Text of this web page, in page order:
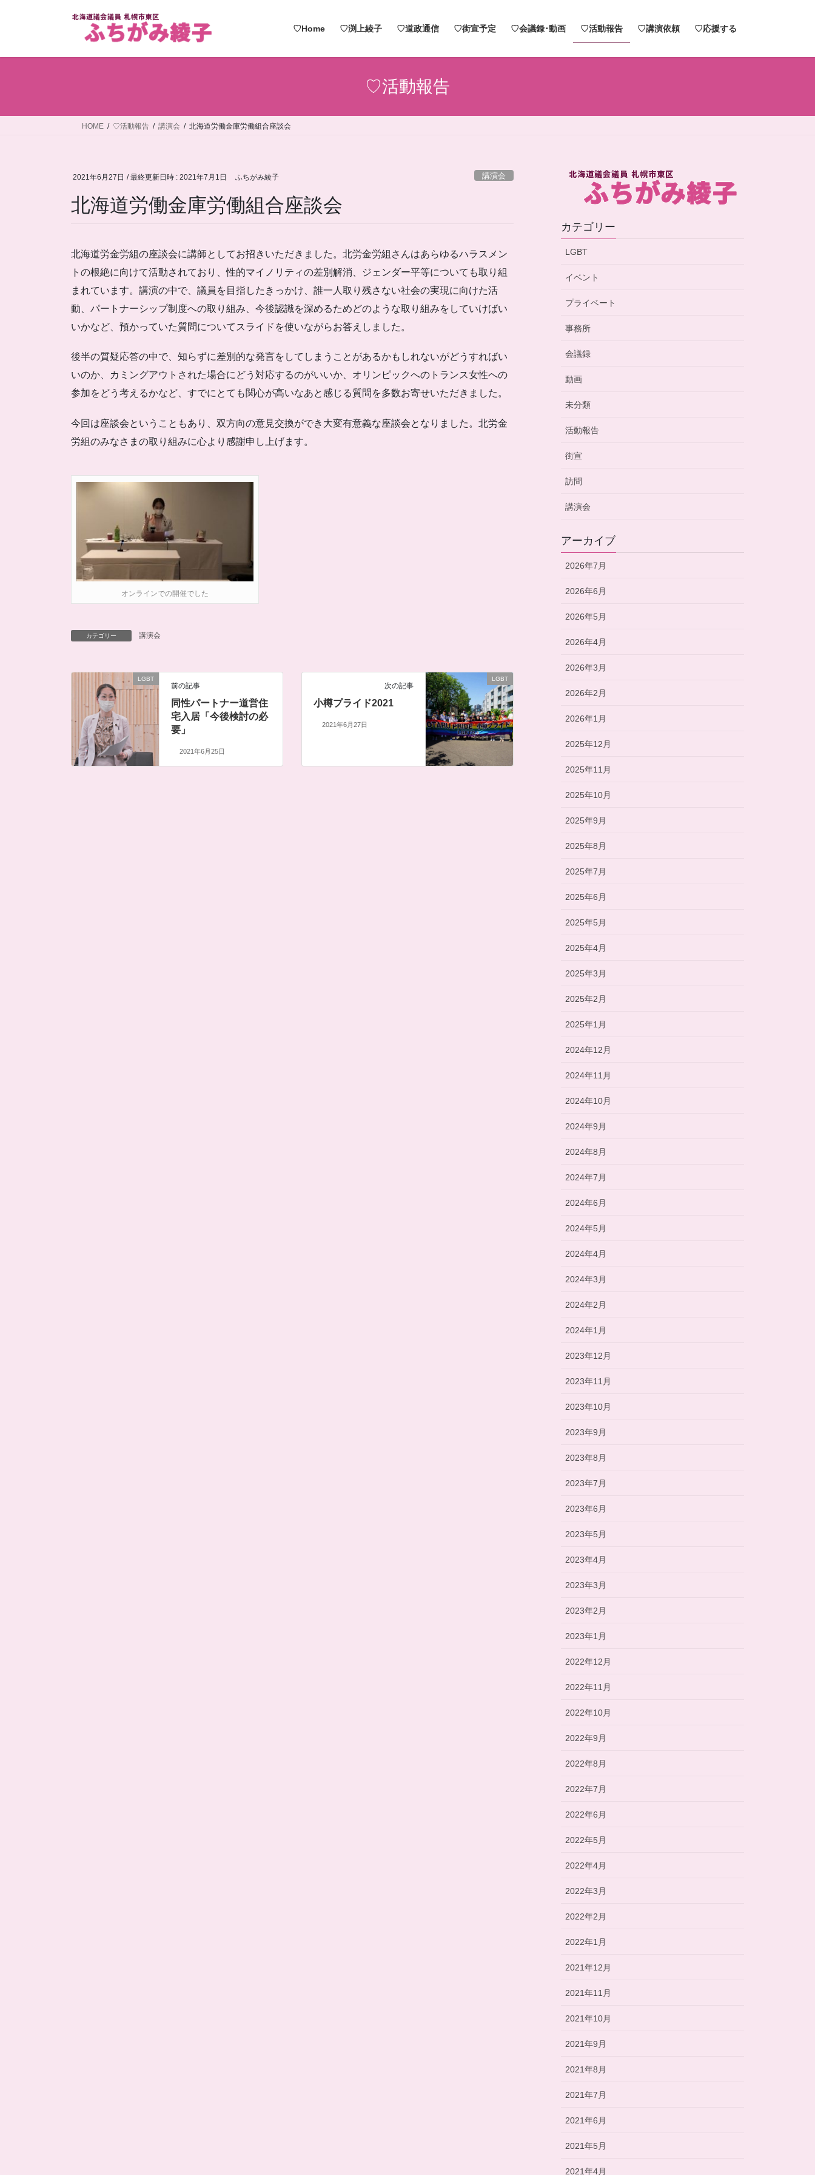
♡Home ♡渕上綾子 ♡道政通信 ♡街宣予定 ♡会議録･動画 ♡活動報告 ♡講演依頼 ♡応援する
♡活動報告
HOME ♡活動報告 講演会 北海道労働金庫労働組合座談会
2021年6月27日 / 最終更新日時 : 2021年7月1日 ふちがみ綾子 講演会
北海道労働金庫労働組合座談会
北海道労金労組の座談会に講師としてお招きいただきました。北労金労組さんはあらゆるハラスメン
トの根絶に向けて活動されており、性的マイノリティの差別解消、ジェンダー平等についても取り組
まれています。講演の中で、議員を目指したきっかけ、誰一人取り残さない社会の実現に向けた活
動、パートナーシップ制度への取り組み、今後認識を深めるためどのような取り組みをしていけばい
いかなど、預かっていた質問についてスライドを使いながらお答えしました。
後半の質疑応答の中で、知らずに差別的な発言をしてしまうことがあるかもしれないがどうすればい
いのか、カミングアウトされた場合にどう対応するのがいいか、オリンピックへのトランス女性への
参加をどう考えるかなど、すでにとても関心が高いなあと感じる質問を多数お寄せいただきました。
今回は座談会ということもあり、双方向の意見交換ができ大変有意義な座談会となりました。北労金
労組のみなさまの取り組みに心より感謝申し上げます。
オンラインでの開催でした
カテゴリー 講演会
LGBT
前の記事
同性パートナー道営住
宅入居「今後検討の必
要」
2021年6月25日
LGBT
次の記事
小樽プライド2021
2021年6月27日
カテゴリー
LGBT
イベント
プライベート
事務所
会議録
動画
未分類
活動報告
街宣
訪問
講演会
アーカイブ
2026年7月
2026年6月
2026年5月
2026年4月
2026年3月
2026年2月
2026年1月
2025年12月
2025年11月
2025年10月
2025年9月
2025年8月
2025年7月
2025年6月
2025年5月
2025年4月
2025年3月
2025年2月
2025年1月
2024年12月
2024年11月
2024年10月
2024年9月
2024年8月
2024年7月
2024年6月
2024年5月
2024年4月
2024年3月
2024年2月
2024年1月
2023年12月
2023年11月
2023年10月
2023年9月
2023年8月
2023年7月
2023年6月
2023年5月
2023年4月
2023年3月
2023年2月
2023年1月
2022年12月
2022年11月
2022年10月
2022年9月
2022年8月
2022年7月
2022年6月
2022年5月
2022年4月
2022年3月
2022年2月
2022年1月
2021年12月
2021年11月
2021年10月
2021年9月
2021年8月
2021年7月
2021年6月
2021年5月
2021年4月